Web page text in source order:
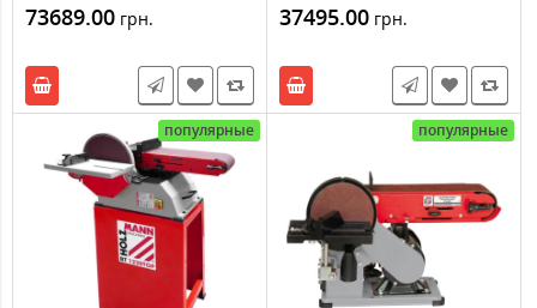
73689.00 грн. 37495.00 грн.
популярные популярные